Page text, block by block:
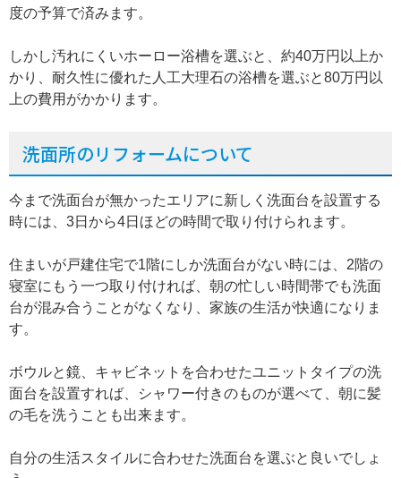
度の予算で済みます。
しかし汚れにくいホーロー浴槽を選ぶと、約40万円以上か
かり、耐久性に優れた人工大理石の浴槽を選ぶと80万円以
上の費用がかかります。
洗面所のリフォームについて
今まで洗面台が無かったエリアに新しく洗面台を設置する
時には、3日から4日ほどの時間で取り付けられます。
住まいが戸建住宅で1階にしか洗面台がない時には、2階の
寝室にもう一つ取り付ければ、朝の忙しい時間帯でも洗面
台が混み合うことがなくなり、家族の生活が快適になりま
す。
ボウルと鏡、キャビネットを合わせたユニットタイプの洗
面台を設置すれば、シャワー付きのものが選べて、朝に髪
の毛を洗うことも出来ます。
自分の生活スタイルに合わせた洗面台を選ぶと良いでしょ